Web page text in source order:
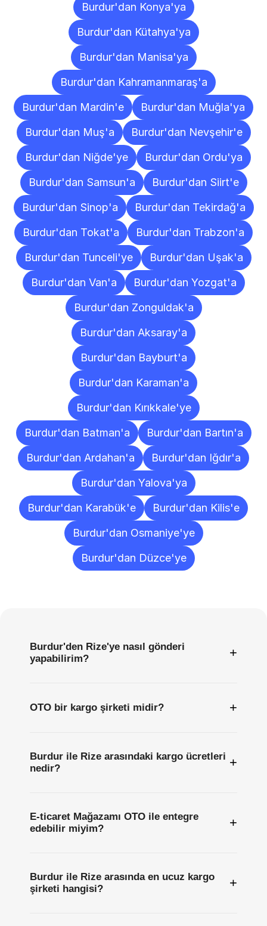
Burdur'dan Konya'ya
Burdur'dan Kütahya'ya
Burdur'dan Manisa'ya
Burdur'dan Kahramanmaraş'a
Burdur'dan Mardin'e
Burdur'dan Muğla'ya
Burdur'dan Muş'a
Burdur'dan Nevşehir'e
Burdur'dan Niğde'ye
Burdur'dan Ordu'ya
Burdur'dan Samsun'a
Burdur'dan Siirt'e
Burdur'dan Sinop'a
Burdur'dan Tekirdağ'a
Burdur'dan Tokat'a
Burdur'dan Trabzon'a
Burdur'dan Tunceli'ye
Burdur'dan Uşak'a
Burdur'dan Van'a
Burdur'dan Yozgat'a
Burdur'dan Zonguldak'a
Burdur'dan Aksaray'a
Burdur'dan Bayburt'a
Burdur'dan Karaman'a
Burdur'dan Kırıkkale'ye
Burdur'dan Batman'a
Burdur'dan Bartın'a
Burdur'dan Ardahan'a
Burdur'dan Iğdır'a
Burdur'dan Yalova'ya
Burdur'dan Karabük'e
Burdur'dan Kilis'e
Burdur'dan Osmaniye'ye
Burdur'dan Düzce'ye
Burdur'den Rize'ye nasıl gönderi
yapabilirim?
+
OTO bir kargo şirketi midir? +
Burdur ile Rize arasındaki kargo ücretleri
nedir?
+
E-ticaret Mağazamı OTO ile entegre
edebilir miyim?
+
Burdur ile Rize arasında en ucuz kargo
şirketi hangisi?
+